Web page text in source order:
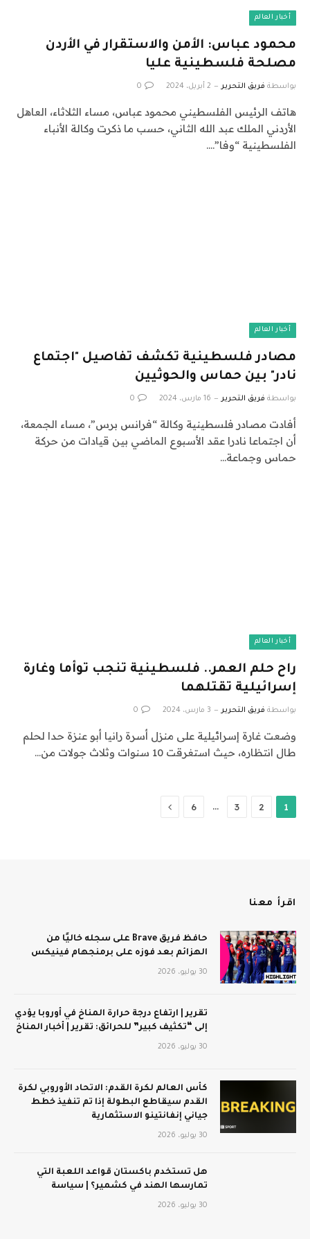
أخبار العالم
محمود عباس: الأمن والاستقرار في الأردن
مصلحة فلسطينية عليا
بواسطة فريق التحرير 2 أبريل، 2024 0
هاتف الرئيس الفلسطيني محمود عباس، مساء الثلاثاء، العاهل
الأردني الملك عبد الله الثاني، حسب ما ذكرت وكالة الأنباء
الفلسطينية “وفا”.…
أخبار العالم
مصادر فلسطينية تكشف تفاصيل "اجتماع
نادر" بين حماس والحوثيين
بواسطة فريق التحرير 16 مارس، 2024 0
أفادت مصادر فلسطينية وكالة “فرانس برس”، مساء الجمعة،
أن اجتماعا نادرا عقد الأسبوع الماضي بين قيادات من حركة
حماس وجماعة…
أخبار العالم
راح حلم العمر.. فلسطينية تنجب توأما وغارة
إسرائيلية تقتلهما
بواسطة فريق التحرير 3 مارس، 2024 0
وضعت غارة إسرائيلية على منزل أسرة رانيا أبو عنزة حدا لحلم
طال انتظاره، حيث استغرقت 10 سنوات وثلاث جولات من…
1
2
3
…
6 التالي
اقرأ معنا
حافظ فريق Brave على سجله خاليًا من
الهزائم بعد فوزه على برمنجهام فينيكس
30 يوليو، 2026
تقرير | ارتفاع درجة حرارة المناخ في أوروبا يؤدي
إلى “تكثيف كبير” للحرائق: تقرير | أخبار المناخ
30 يوليو، 2026
كأس العالم لكرة القدم: الاتحاد الأوروبي لكرة
القدم سيقاطع البطولة إذا تم تنفيذ خطط
جياني إنفانتينو الاستثمارية
30 يوليو، 2026
هل تستخدم باكستان قواعد اللعبة التي
تمارسها الهند في كشمير؟ | سياسة
30 يوليو، 2026